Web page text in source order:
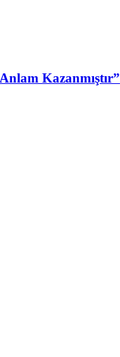
Kazanmıştır”